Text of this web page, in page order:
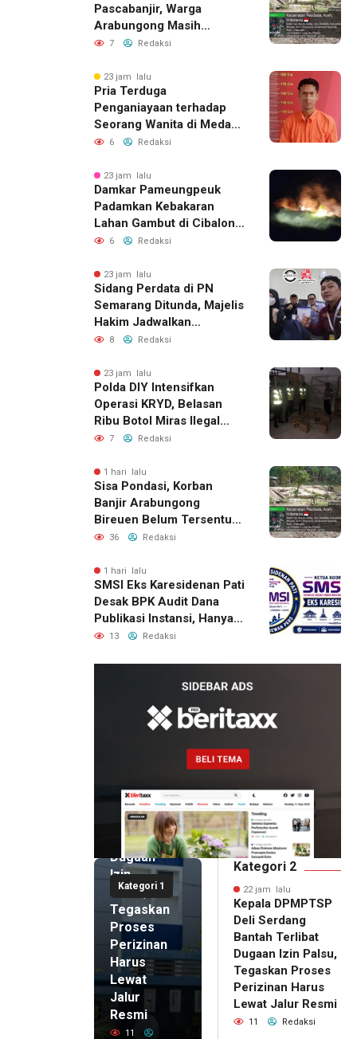
Pascabanjir, Warga
Arabungong Masih
Menunggu Bantuan
7 Redaksi
23 jam lalu
Pria Terduga
Penganiayaan terhadap
Seorang Wanita di Medan
Ditangkap Polisi
6 Redaksi
23 jam lalu
Damkar Pameungpeuk
Padamkan Kebakaran
Lahan Gambut di Cibalong,
Permukiman Warga
6 Redaksi
23 jam lalu
Sidang Perdata di PN
Semarang Ditunda, Majelis
Hakim Jadwalkan
Pemanggilan Ulang BPR
8 Redaksi
23 jam lalu
Polda DIY Intensifkan
Operasi KRYD, Belasan
Ribu Botol Miras Ilegal
Berhasil Diamankan
7 Redaksi
1 hari lalu
Sisa Pondasi, Korban
Banjir Arabungong
Bireuen Belum Tersentuh
Bantuan Pascabencana
36 Redaksi
1 hari lalu
SMSI Eks Karesidenan Pati
Desak BPK Audit Dana
Publikasi Instansi, Hanya
untuk Perusahaan Pers
13 Redaksi
Kategori 1
Deli
Serdang
Bantah
Terlibat
Dugaan
Izin
Palsu,
Tegaskan
Proses
Perizinan
Harus
Lewat
Jalur
Resmi
11
Kategori 2
22 jam lalu
Kepala DPMPTSP
Deli Serdang
Bantah Terlibat
Dugaan Izin Palsu,
Tegaskan Proses
Perizinan Harus
Lewat Jalur Resmi
11 Redaksi